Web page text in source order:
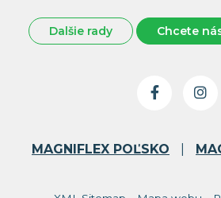
Dalšie rady Chcete
MAGNIFLEX POĽSKO